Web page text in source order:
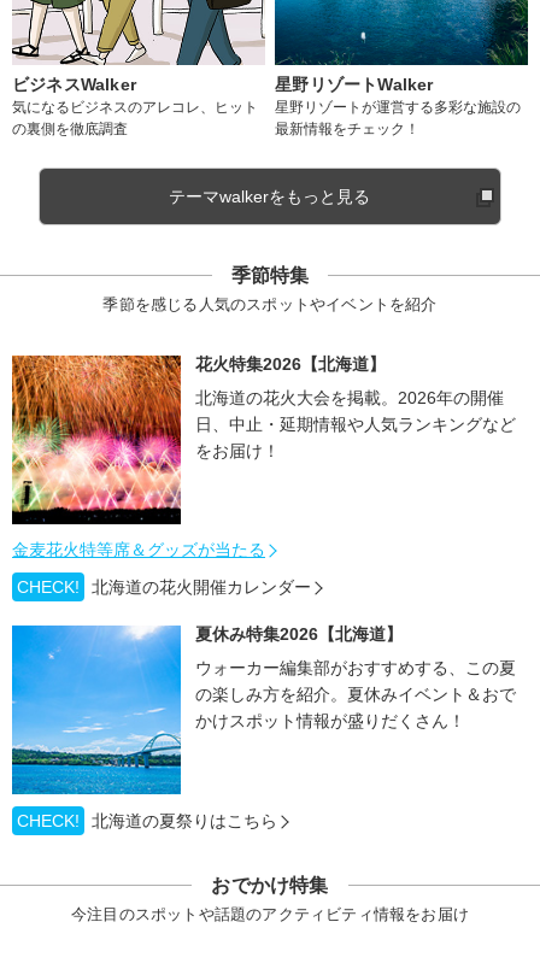
ビジネスWalker
気になるビジネスのアレコレ、ヒット
の裏側を徹底調査
星野リゾートWalker
星野リゾートが運営する多彩な施設の
最新情報をチェック！
テーマwalkerをもっと見る
季節特集
季節を感じる人気のスポットやイベントを紹介
花火特集2026【北海道】
北海道の花火大会を掲載。2026年の開催
日、中止・延期情報や人気ランキングなど
をお届け！
金麦花火特等席＆グッズが当たる
CHECK!
北海道の花火開催カレンダー
夏休み特集2026【北海道】
ウォーカー編集部がおすすめする、この夏
の楽しみ方を紹介。夏休みイベント＆おで
かけスポット情報が盛りだくさん！
CHECK! 北海道の夏祭りはこちら
おでかけ特集
今注目のスポットや話題のアクティビティ情報をお届け